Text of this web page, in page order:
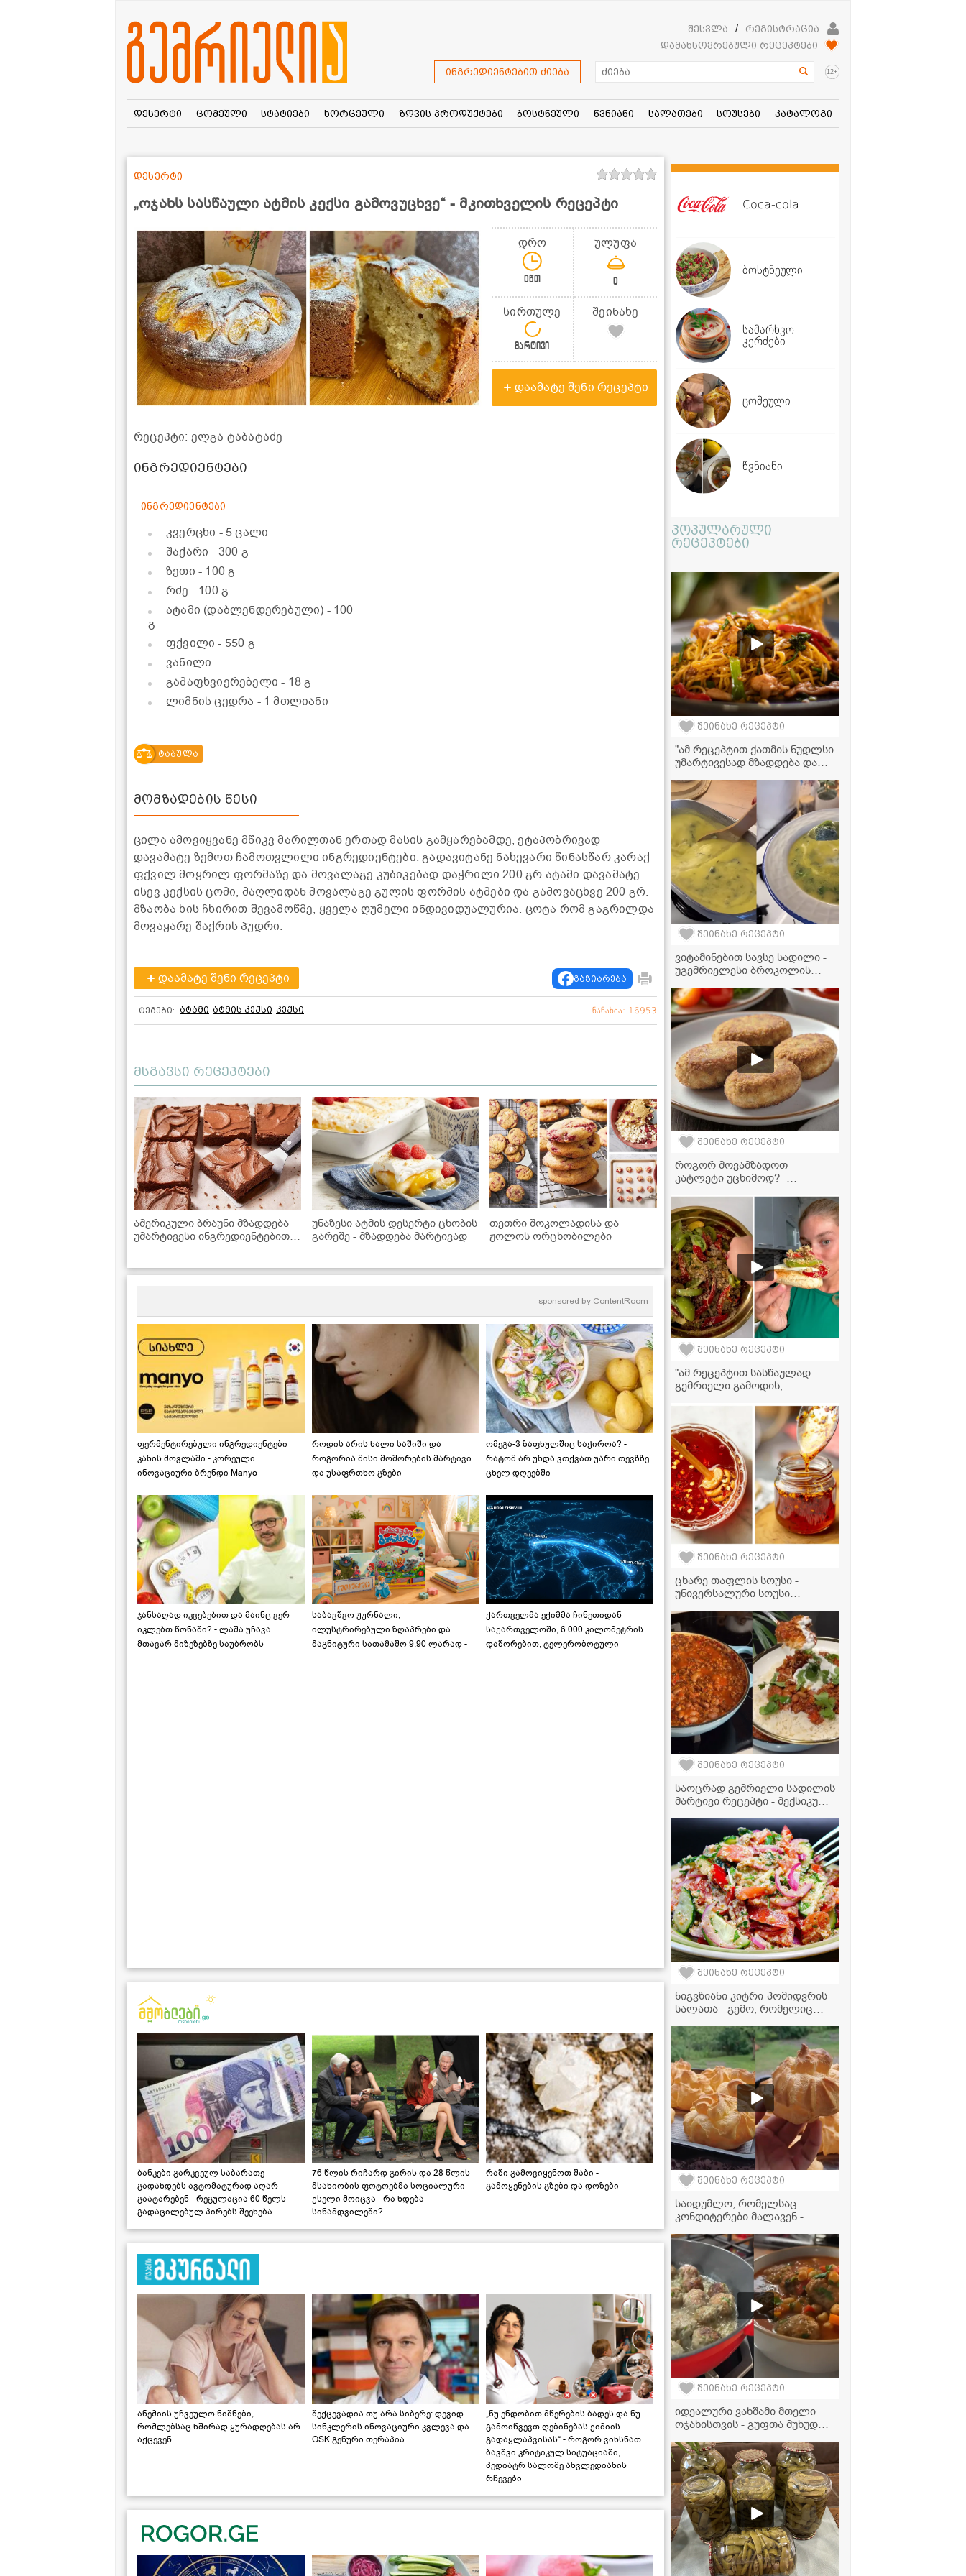
შესვლა /
რეგისტრაცია
დამახსოვრებული რეცეპტები
ინგრედიენტებით ძიება 12+
დესერტი ცომეული სტატიები ხორცეული ზღვის პროდუქტები ბოსტნეული წვნიანი სალათები სოუსები კატალოგი
„ოჯახს სასწაული ატმის კექსი გამოვუცხვე“ - მკითხველის რეცეპტი
დესერტი
დრო
0წთ
ულუფა
0
სირთულე
მარტივი
შეინახე
დაამატე შენი რეცეპტი
რეცეპტი: ელგა ტაბატაძე
ინგრედიენტები
ინგრედიენტები
კვერცხი - 5 ცალი
შაქარი- 300 გ
ზეთი - 100 გ
რძე - 100 გ
ატამი (დაბლენდერებული) - 100
გ
ფქვილი- 550 გ
ვანილი
გამაფხვიერებელი- 18 გ
ლიმნის ცედრა - 1 მთლიანი
ტაბულა
მომზადების წესი
ცილა ამოვიყვანე მწიკვ მარილთან ერთად მასის გამყარებამდე, ეტაპობრივად
დავამატე ზემოთ ჩამოთვლილი ინგრედიენტები. გადავიტანე ნახევარი წინასწარ კარაქ
ფქვილ მოყრილ ფორმაზე და მოვალაგე კუბიკებად დაჭრილი 200 გრ ატამი დავამატე
ისევ კექსის ცომი, მაღლიდან მოვალაგე გულის ფორმის ატმები და გამოვაცხვე 200 გრ.
მზაობა ხის ჩხირით შევამოწმე, ყველა ღუმელი ინდივიდუალურია. ცოტა რომ გაგრილდა
მოვაყარე შაქრის პუდრი.
დაამატე შენი რეცეპტი გაზიარება
ტეგები: ატამი ატმის კექსი კექსი ნანახია: 16953
მსგავსი რეცეპტები
ამერიკული ბრაუნი მზადდება
უმარტივესი ინგრედიენტებით,
უნაზესი ატმის დესერტი ცხობის
გარეშე - მზადდება მარტივად
თეთრი შოკოლადისა და
ჟოლოს ორცხობილები
sponsored by ContentRoom
ფერმენტირებული ინგრედიენტები
კანის მოვლაში - კორეული
ინოვაციური ბრენდი Manyo
როდის არის ხალი საშიში და
როგორია მისი მოშორების მარტივი
და უსაფრთხო გზები
ომეგა-3 ზაფხულშიც საჭიროა? -
რატომ არ უნდა ვთქვათ უარი თევზზე
ცხელ დღეებში
ჯანსაღად იკვებებით და მაინც ვერ
იკლებთ წონაში? - ლაშა უჩავა
მთავარ მიზეზებზე საუბრობს
საბავშვო ჟურნალი,
ილუსტრირებული ზღაპრები და
მაგნიტური სათამაშო 9.90 ლარად -
ქართველმა ექიმმა ჩინეთიდან
საქართველოში, 6 000 კილომეტრის
დაშორებით, ტელერობოტული
ბანკები გარკვეულ საბარათე
გადახდებს ავტომატურად აღარ
გაატარებენ - რეგულაცია 60 წელს
გადაცილებულ პირებს შეეხება
76 წლის რიჩარდ გირის და 28 წლის
მსახიობის ფოტოებმა სოციალური
ქსელი მოიცვა - რა ხდება
სინამდვილეში?
რაში გამოვიყენოთ შაბი -
გამოყენების გზები და დოზები
ანემიის უჩვეულო ნიშნები,
რომლებსაც ხშირად ყურადღებას არ
აქცევენ
შექცევადია თუ არა სიბერე: დევიდ
სინკლერის ინოვაციური კვლევა და
OSK გენური თერაპია
„ნუ ენდობით მწერების ბადეს და ნუ
გამოიწვევთ ღებინებას ქიმიის
გადაყლაპვისას“ - როგორ ვიხსნათ
ბავშვი კრიტიკულ სიტუაციაში,
პედიატრ სალომე ახვლედიანის
რჩევები
Coca-cola
ბოსტნეული
სამარხვო
კერძები
ცომეული
წვნიანი
პოპულარული
რეცეპტები
შეინახე რეცეპტი
"ამ რეცეპტით ქათმის ნუდლსი
უმარტივესად მზადდება და
გამოდის" - მკითხველის
ვიდერეცეპტი
შეინახე რეცეპტი
ვიტამინებით სავსე სადილი -
უგემრიელესი ბროკოლის
შეინახე რეცეპტი
როგორ მოვამზადოთ
კატლეტი უცხიმოდ? -
აეროგრილისთვის
შეინახე რეცეპტი
"ამ რეცეპტით სასწაულად
გემრიელი გამოდის,
მკვახე პომიდრვის ნიგვზიანი
სალათი
შეინახე რეცეპტი
ცხარე თაფლის სოუსი -
უნივერსალური სოუსი
საოცრად უხდება ხორცეულს,
პიცას და გრილზე
მომზადებულ ბოსტნეულს
შეინახე რეცეპტი
საოცრად გემრიელი სადილის
მარტივი რეცეპტი - მექსიკური
ყველას შეუყვარდება!
შეინახე რეცეპტი
ნიგვზიანი კიტრი-პომიდვრის
სალათა - გემო, რომელიც
შეინახე რეცეპტი
საიდუმლო, რომელსაც
კონდიტერები მალავენ -
სახლში!
შეინახე რეცეპტი
იდეალური ვახშამი მთელი
ოჯახისთვის - გუფთა მუხუდოს